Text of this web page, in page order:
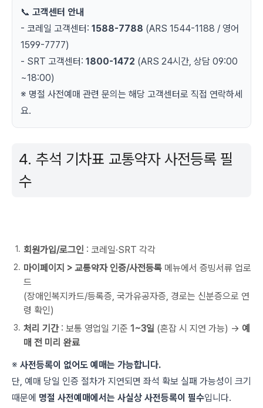
📞 고객센터 안내
- 코레일 고객센터: 1588-7788 (ARS 1544-1188 / 영어
1599-7777)
- SRT 고객센터: 1800-1472 (ARS 24시간, 상담 09:00
~18:00)
※ 명절 사전예매 관련 문의는 해당 고객센터로 직접 연락하세
요.
4. 추석 기차표 교통약자 사전등록 필
수
회원가입/로그인 : 코레일·SRT 각각
마이페이지 > 교통약자 인증/사전등록 메뉴에서 증빙서류 업로
드
(장애인복지카드/등록증, 국가유공자증, 경로는 신분증으로 연
령 확인)
처리 기간: 보통 영업일 기준 1~3일 (혼잡 시 지연 가능) → 예
매 전 미리 완료
※ 사전등록이 없어도 예매는 가능합니다.
단, 예매 당일 인증 절차가 지연되면 좌석 확보 실패 가능성이 크기
때문에 명절 사전예매에서는 사실상 사전등록이 필수입니다.